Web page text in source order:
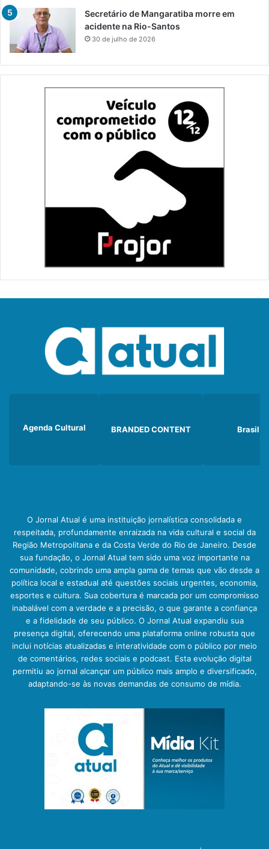
Secretário de Mangaratiba morre em
acidente na Rio-Santos
30 de julho de 2026
Agenda Cultural BRANDED CONTENT Brasil
O Jornal Atual é uma instituição jornalística consolidada e
respeitada, profundamente enraizada na vida cultural e social da
Região Metropolitana e da Costa Verde do Rio de Janeiro. Desde
sua fundação, o Jornal Atual tem sido uma voz importante na
comunidade, cobrindo uma ampla gama de temas que vão desde a
política local e estadual até questões sociais urgentes, economia,
esportes e cultura. Sua cobertura é marcada por um compromisso
inabalável com a verdade e a precisão, o que garante a confiança
e a fidelidade de seu público. O Jornal Atual expandiu sua
presença digital, oferecendo uma plataforma online robusta que
inclui notícias atualizadas e interatividade com o público por meio
de comentários, redes sociais e podcast. Esta evolução digital
permitiu ao jornal alcançar um público mais amplo e diversificado,
adaptando-se às novas demandas de consumo de mídia.